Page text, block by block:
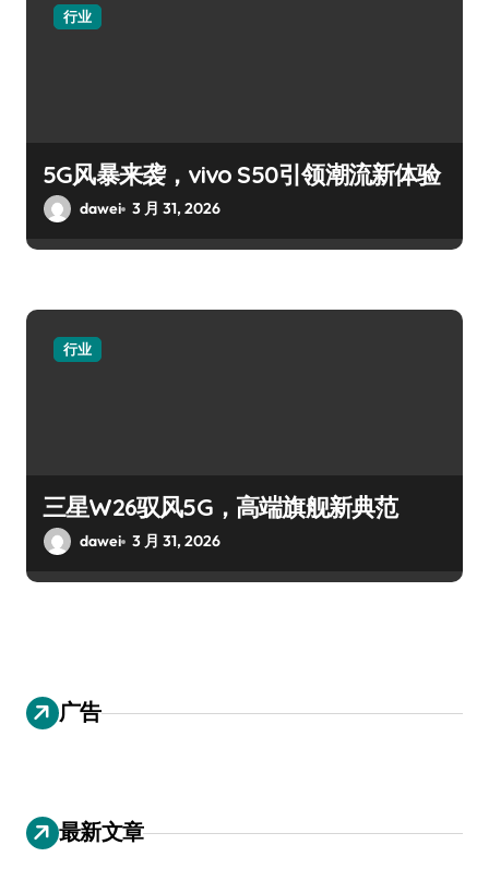
行业
5G风暴来袭，vivo S50引领潮流新体验
dawei 3 月 31, 2026
行业
三星W26驭风5G，高端旗舰新典范
dawei 3 月 31, 2026
广告
最新文章